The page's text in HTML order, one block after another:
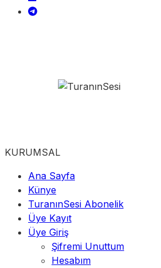
KURUMSAL
Ana Sayfa
Künye
TuranınSesi Abonelik
Üye Kayıt
Üye Giriş
Şifremi Unuttum
Hesabım